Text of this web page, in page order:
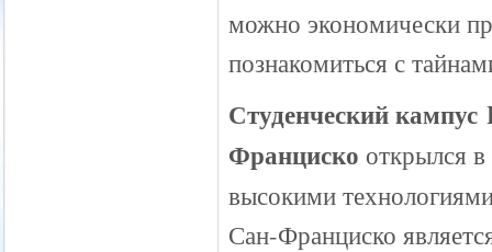
можно экономически
познакомиться с
Студенческий
Франциско открылся
высокими
Сан-Франциско